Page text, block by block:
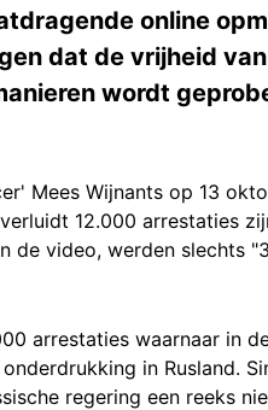
online
dat de vrijheid
wordt
Mees Wijnants op 13
12.000 arrestaties
de video, werden slechts
arrestaties waarnaar in
in Rusland.
regering een reeks